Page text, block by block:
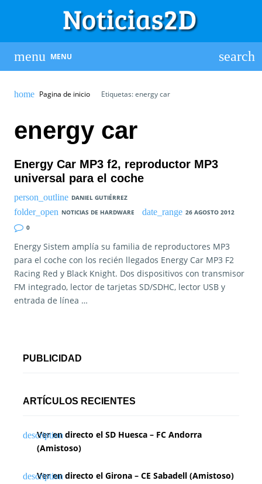
MENU
Pagina de inicio Etiquetas: energy car
energy car
Energy Car MP3 f2, reproductor MP3
universal para el coche
DANIEL GUTIÉRREZ
NOTICIAS DE HARDWARE
26 AGOSTO 2012
0
Energy Sistem amplía su familia de reproductores MP3
para el coche con los recién llegados Energy Car MP3 F2
Racing Red y Black Knight. Dos dispositivos con transmisor
FM integrado, lector de tarjetas SD/SDHC, lector USB y
entrada de línea …
PUBLICIDAD
ARTÍCULOS RECIENTES
Ver en directo el SD Huesca – FC Andorra
(Amistoso)
Ver en directo el Girona – CE Sabadell (Amistoso)